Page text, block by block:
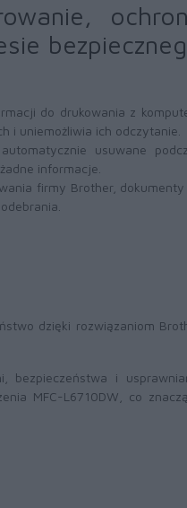
do drukowania z
i uniemożliwia ich odczytanie.
usuwane
informacje.
firmy Brother, dokumenty
dzięki rozwiązaniom
bezpieczeństwa i
MFC-L6710DW, co